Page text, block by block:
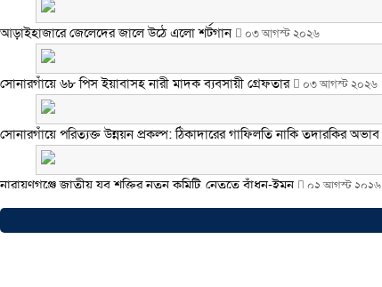
আড়াইহাজারে জেলেদের জালে উঠে এলো শর্টগান ০৩ আগস্ট ২০২৬
সোনারগাঁয়ে ৬৮ পিস ইয়াবাসহ নারী মাদক ব্যবসায়ী গ্রেফতার ০৩ আগস্ট ২০২৬
সোনারগাঁয়ে পরিত্যক্ত উন্নয়ন প্রকল্প: ঠিকাদারের গাফিলতি নাকি তদারকির অভাব
নারায়ণগঞ্জে জাতীয় যুব শক্তির নতুন কমিটি, নেতৃত্বে বাঁধন-ইমন ০২ আগস্ট ২০২৬
আড়াইহাজারে বিএনপি-জামায়াতের মিছিলে মুখোমুখি অবস্থান ০১ আগস্ট ২০২৬